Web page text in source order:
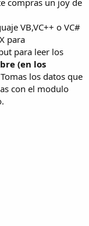
compras un joy de
VB,VC++ o VC#
para
para leer los
(en los
Tomas los datos que
con el modulo